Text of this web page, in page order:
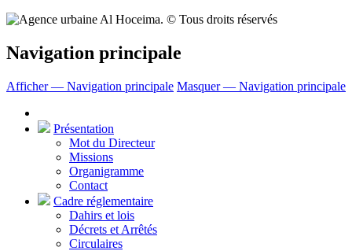
Navigation principale
Afficher — Navigation principale Masquer — Navigation principale
Présentation
Mot du Directeur
Missions
Organigramme
Contact
Cadre réglementaire
Dahirs et lois
Décrets et Arrêtés
Circulaires